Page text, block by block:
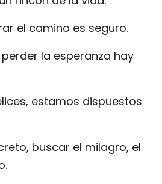
el camino es seguro.
la esperanza hay
estamos dispuestos
buscar el milagro, el